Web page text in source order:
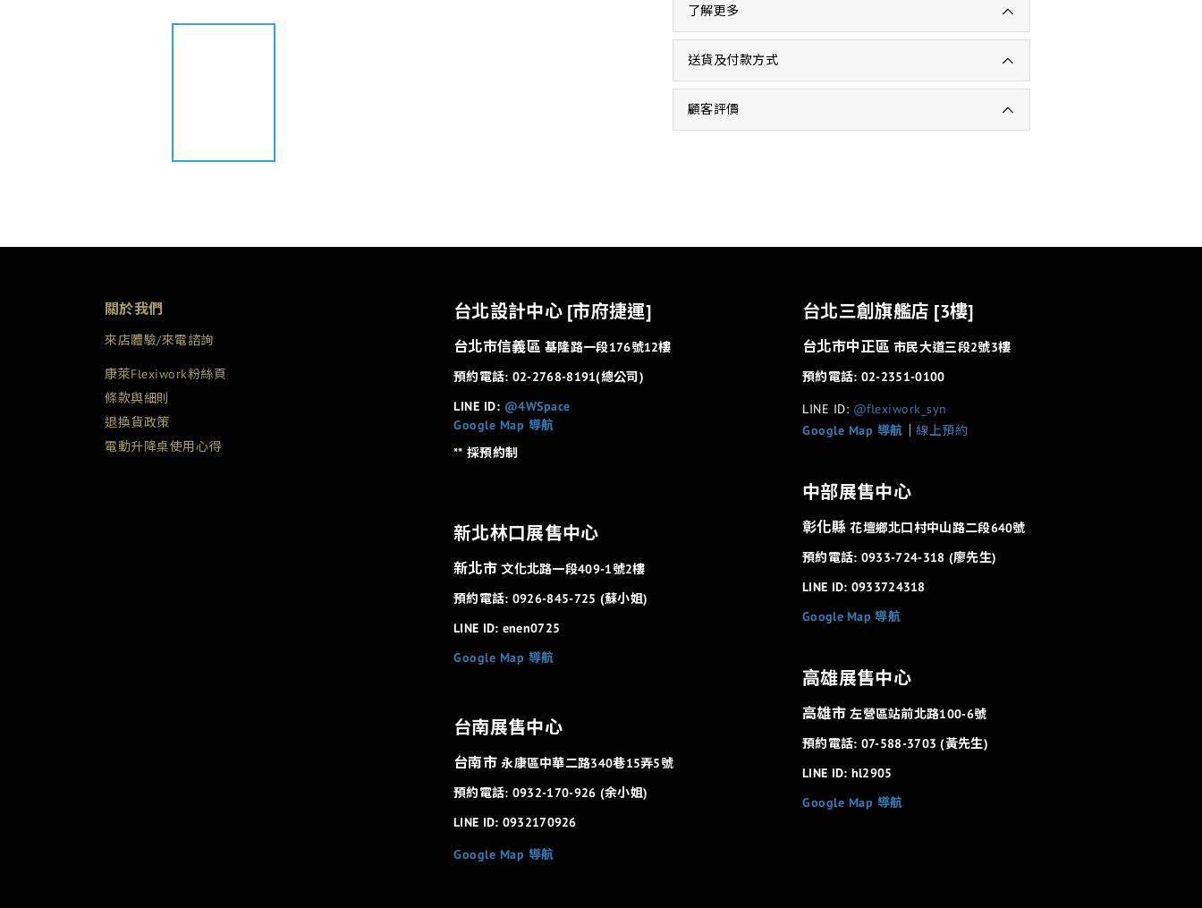
了解更多
送貨及付款方式
顧客評價
關於我們
來店體驗/來電諮詢
康萊Flexiwork粉絲頁
條款與細則
退換貨政策
電動升降桌使用心得
台北設計中心 [市府捷運]
台北市信義區基隆路一段176號12樓
預約電話: 02-2768-8191(總公司)
LINE ID: @4WSpace
Google Map 導航
** 採預約制
新北林口展售中心
新北市 文化北路一段409-1號2樓
預約電話: 0926-845-725 (蘇小姐)
LINE ID: enen0725
Google Map 導航
台南展售中心
台南市永康區中華二路340巷15弄5號
預約電話: 0932-170-926 (余小姐)
LINE ID: 0932170926
Google Map 導航
台北三創旗艦店 [3樓]
台北市中正區市民大道三段2號3樓
預約電話: 02-2351-0100
LINE ID: @flexiwork_syn
Google Map 導航
線上預約
中部展售中心
彰化縣花壇鄉北口村中山路二段640號
預約電話: 0933-724-318 (廖先生)
LINE ID: 0933724318
Google Map 導航
高雄展售中心
高雄市左營區站前北路100-6號
預約電話: 07-588-3703 (黃先生)
LINE ID: hl2905
Google Map 導航